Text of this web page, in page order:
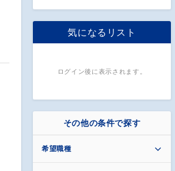
気になるリスト
ログイン後に表示されます。
その他の条件で探す
希望職種